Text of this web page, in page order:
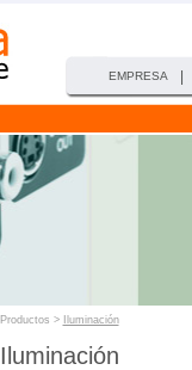
EMPRESA
Productos > Iluminación
Iluminación